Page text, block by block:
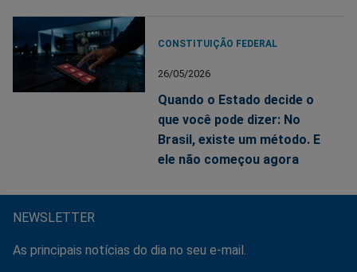
CONSTITUIÇÃO FEDERAL
26/05/2026
Quando o Estado decide o
que você pode dizer: No
Brasil, existe um método. E
ele não começou agora
NEWSLETTER
As principais notícias do dia no seu e-mail.